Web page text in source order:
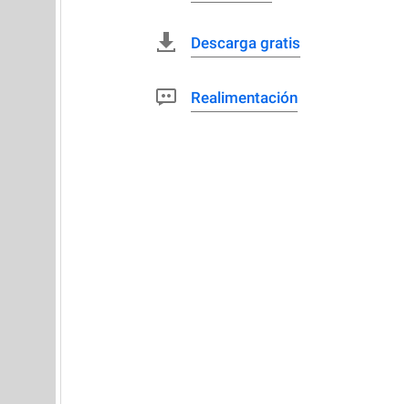
Descarga gratis
Realimentación